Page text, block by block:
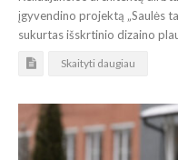
įgyvendino projektą „Saulės
sukurtas išskrtinio dizaino
Skaityti daugiau